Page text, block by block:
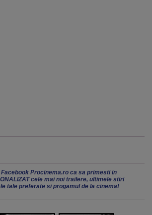
Facebook Procinema.ro ca sa primesti in
cele mai noi trailere, ultimele stiri
tale preferate si progamul de la cinema!